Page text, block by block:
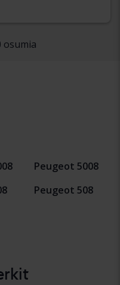
osumia
Peugeot 5008
Peugeot 508